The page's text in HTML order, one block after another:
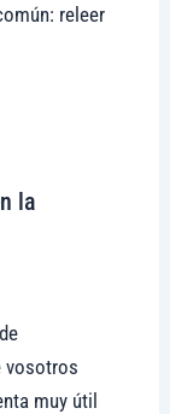
releer
la
vosotros
muy útil